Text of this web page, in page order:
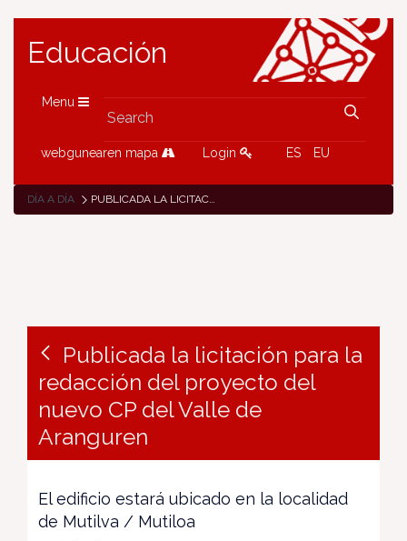
Educación
Menu
webgunearen mapa Login ES EU
DÍA A DÍA PUBLICADA LA LICITACIÓN PARA LA REDACCIÓN DEL PROYECTO DEL NUEVO CP DEL VALLE DE ARANGUREN
Publicada la licitación para la
redacción del proyecto del
nuevo CP del Valle de
Aranguren
El edificio estará ubicado en la localidad
de Mutilva / Mutiloa